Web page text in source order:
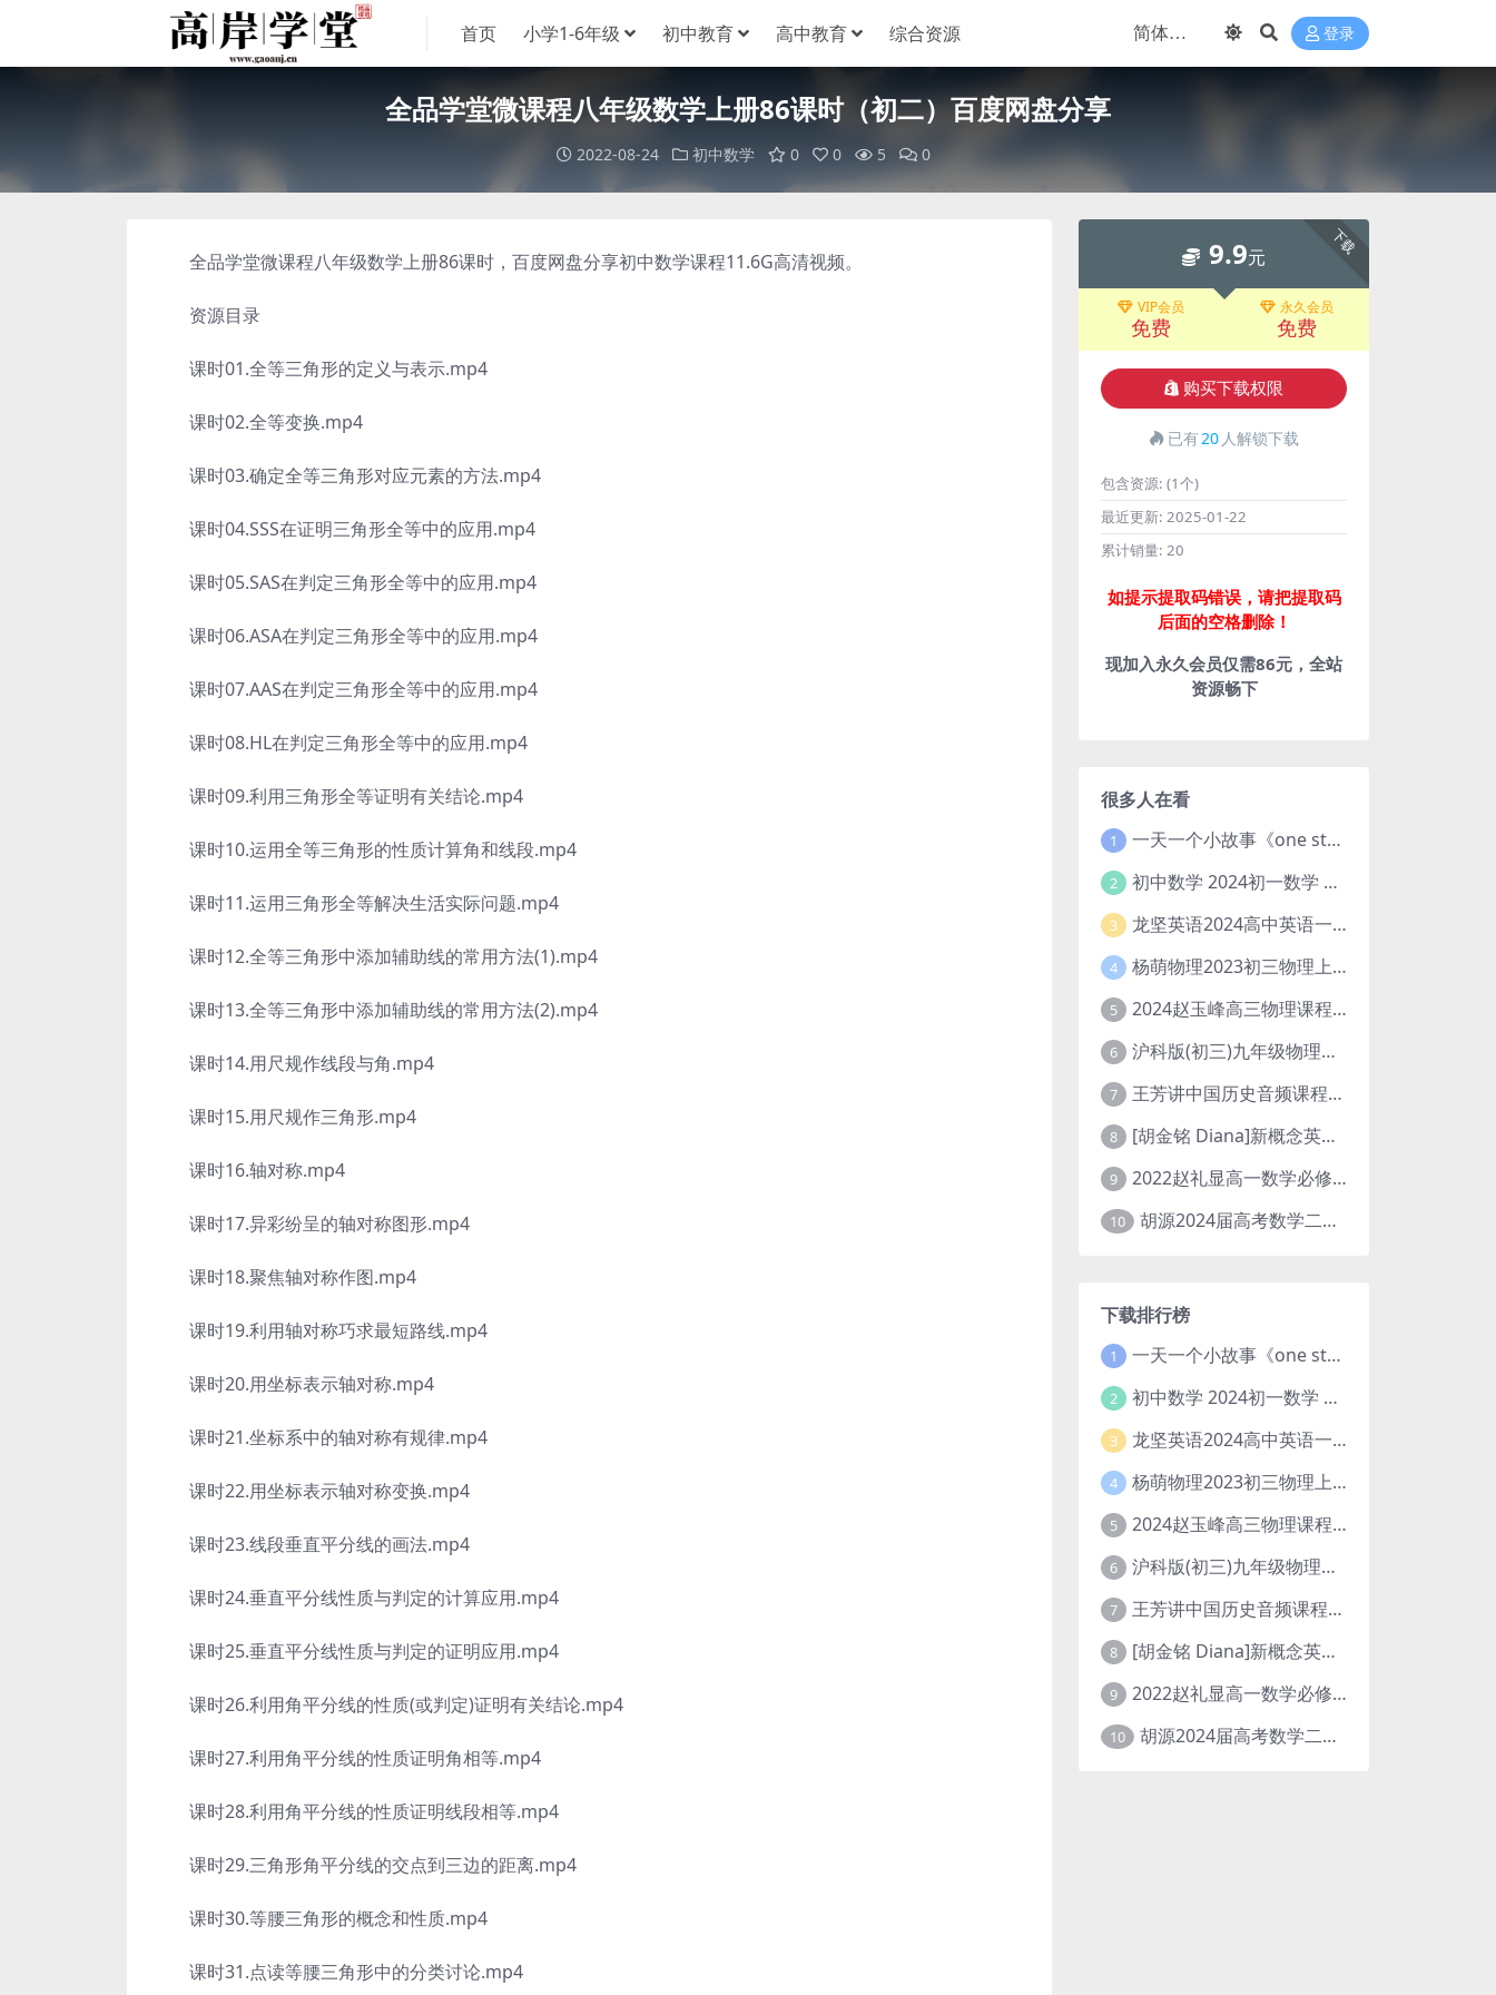
首页 小学1-6年级 初中教育 高中教育 综合资源 登录
全品学堂微课程八年级数学上册86课时（初二）百度网盘分享
2022-08-24 初中数学 0 0 5 0
全品学堂微课程八年级数学上册86课时，百度网盘分享初中数学课程11.6G高清视频。
资源目录
课时01.全等三角形的定义与表示.mp4
课时02.全等变换.mp4
课时03.确定全等三角形对应元素的方法.mp4
课时04.SSS在证明三角形全等中的应用.mp4
课时05.SAS在判定三角形全等中的应用.mp4
课时06.ASA在判定三角形全等中的应用.mp4
课时07.AAS在判定三角形全等中的应用.mp4
课时08.HL在判定三角形全等中的应用.mp4
课时09.利用三角形全等证明有关结论.mp4
课时10.运用全等三角形的性质计算角和线段.mp4
课时11.运用三角形全等解决生活实际问题.mp4
课时12.全等三角形中添加辅助线的常用方法(1).mp4
课时13.全等三角形中添加辅助线的常用方法(2).mp4
课时14.用尺规作线段与角.mp4
课时15.用尺规作三角形.mp4
课时16.轴对称.mp4
课时17.异彩纷呈的轴对称图形.mp4
课时18.聚焦轴对称作图.mp4
课时19.利用轴对称巧求最短路线.mp4
课时20.用坐标表示轴对称.mp4
课时21.坐标系中的轴对称有规律.mp4
课时22.用坐标表示轴对称变换.mp4
课时23.线段垂直平分线的画法.mp4
课时24.垂直平分线性质与判定的计算应用.mp4
课时25.垂直平分线性质与判定的证明应用.mp4
课时26.利用角平分线的性质(或判定)证明有关结论.mp4
课时27.利用角平分线的性质证明角相等.mp4
课时28.利用角平分线的性质证明线段相等.mp4
课时29.三角形角平分线的交点到三边的距离.mp4
课时30.等腰三角形的概念和性质.mp4
课时31.点读等腰三角形中的分类讨论.mp4
下载
9.9元
VIP会员
免费
永久会员
免费
购买下载权限
已有20 人解锁下载
包含资源: (1个)
最近更新: 2025-01-22
累计销量: 20
如提示提取码错误，请把提取码
后面的空格删除！
现加入永久会员仅需86元，全站
资源畅下
很多人在看
1 一天一个小故事《one story a day》初中版 百度网盘分享下载
2 初中数学 2024初一数学 朱韬数学 S班春季下 A+班春季下 百度云网盘
3 龙坚英语2024高中英语一轮系统班(全国卷+北京卷)
4 杨萌物理2023初三物理上秋季A+班(视频+讲义) 百度网盘分享
5 2024赵玉峰高三物理课程24年高考物理一轮复习网课教程
6 沪科版(初三)九年级物理全一册网课教学视频全集(录播版 杜春雨 66讲)
7 王芳讲中国历史音频课程全集(上下五千年)
8 [胡金铭 Diana]新概念英语第1册教学视频课程(全集 百度网盘下载)
9 2022赵礼显高一数学必修一课程视频资源(秋季班 含讲义)百度网盘云
10 胡源2024届高考数学二轮寒假春季精讲 百度网盘分享
下载排行榜
1 一天一个小故事《one story a day》初中版 百度网盘分享下载
2 初中数学 2024初一数学 朱韬数学 S班春季下 A+班春季下 百度云网盘
3 龙坚英语2024高中英语一轮系统班(全国卷+北京卷)
4 杨萌物理2023初三物理上秋季A+班(视频+讲义) 百度网盘分享
5 2024赵玉峰高三物理课程24年高考物理一轮复习网课教程
6 沪科版(初三)九年级物理全一册网课教学视频全集(录播版 杜春雨 66讲)
7 王芳讲中国历史音频课程全集(上下五千年)
8 [胡金铭 Diana]新概念英语第1册教学视频课程(全集 百度网盘下载)
9 2022赵礼显高一数学必修一课程视频资源(秋季班 含讲义)百度网盘云
10 胡源2024届高考数学二轮寒假春季精讲 百度网盘分享